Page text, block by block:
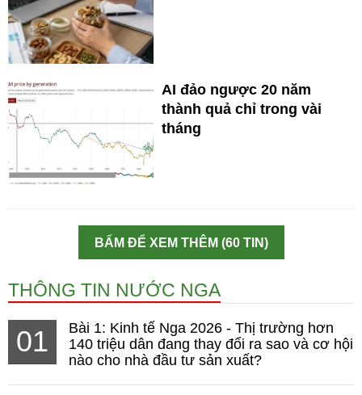
AI đảo ngược 20 năm
thành quả chỉ trong vài
tháng
BẤM ĐỂ XEM THÊM (60 TIN)
THÔNG TIN NƯỚC NGA
01
Bài 1: Kinh tế Nga 2026 - Thị trường hơn
140 triệu dân đang thay đổi ra sao và cơ hội
nào cho nhà đầu tư sản xuất?